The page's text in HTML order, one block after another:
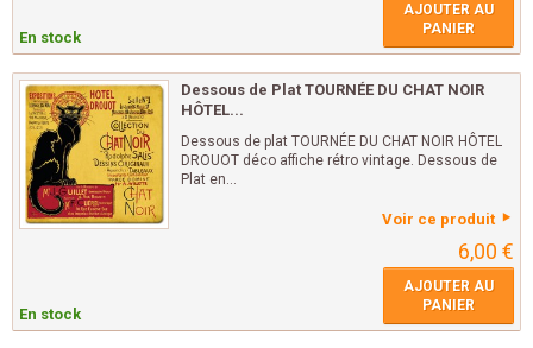
En stock
AJOUTER AU
PANIER
Dessous de Plat TOURNÉE DU CHAT NOIR
HÔTEL...
Dessous de plat TOURNÉE DU CHAT NOIR HÔTEL
DROUOT déco affiche rétro vintage. Dessous de
Plat en...
Voir ce produit
6,00 €
En stock
AJOUTER AU
PANIER